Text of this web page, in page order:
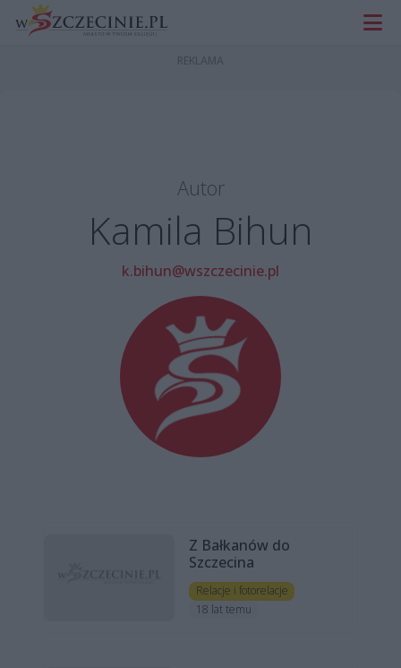
Autor
Kamila Bihun
k.bihun@wszczecinie.pl
Z Bałkanów do
Szczecina
Relacje i fotorelacje
18 lat temu